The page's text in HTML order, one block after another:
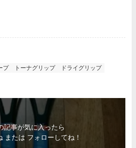
プ トーナグリップ
ドライグリップ
記事が気に入ったら
または フォローしてね！